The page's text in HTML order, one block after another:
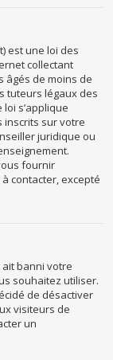
est une loi des
collectant
âgés de moins de
tuteurs légaux des
s’applique
inscrits sur votre
juridique ou
fournir
à contacter, excepté
banni votre
souhaitez utiliser.
de désactiver
visiteurs de
un